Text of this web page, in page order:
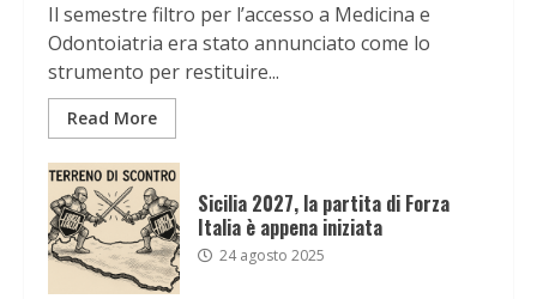
Il semestre filtro per l’accesso a Medicina e
Odontoiatria era stato annunciato come lo
strumento per restituire...
Read More
Sicilia 2027, la partita di Forza
Italia è appena iniziata
24 agosto 2025